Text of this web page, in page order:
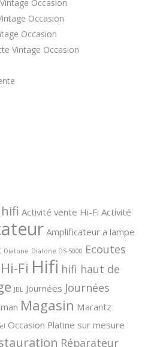
Occasion
Occasion
Occasion
Vintage Occasion
Activité vente Hi-Fi Activité
Amplificateur a lampe
Diatone Diatone DS-5000 Ecoutes
Hi-Fi Hifi hifi haut de
JBL Journées Journées
Magasin Marantz
Occasion Platine sur mesure
Réparateur